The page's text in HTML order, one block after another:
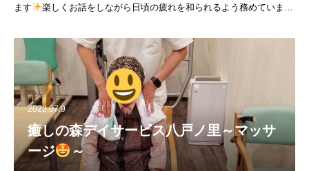
ます
楽しくお話をしながら日頃の疲れを和られるよう務めています
2022.07.9
癒しの森デイサービス八戸ノ里～マッサ
ージ
～